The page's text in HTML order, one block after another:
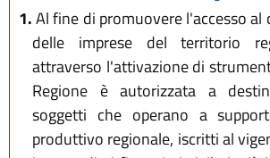
1.Al fine di promuovere l'accesso al
delle imprese del territorio
attraverso l'attivazione di
Regione è autorizzata a
soggetti che operano a
produttivo regionale, iscritti al